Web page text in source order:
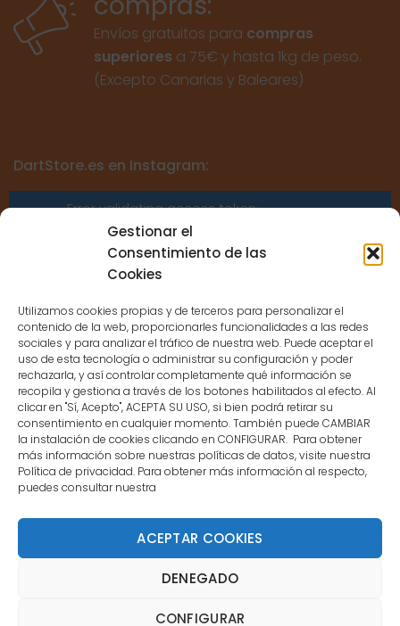
Gestionar el
Consentimiento de las
Cookies
Utilizamos cookies propias y de terceros para personalizar el
contenido de la web, proporcionarles funcionalidades a las redes
sociales y para analizar el tráfico de nuestra web. Puede aceptar el
uso de esta tecnología o administrar su configuración y poder
rechazarla, y así controlar completamente qué información se
recopila y gestiona a través de los botones habilitados al efecto. Al
clicar en "Sí, Acepto", ACEPTA SU USO, si bien podrá retirar su
consentimiento en cualquier momento. También puede CAMBIAR
la instalación de cookies clicando en CONFIGURAR. Para obtener
más información sobre nuestras políticas de datos, visite nuestra
Política de privacidad. Para obtener más información al respecto,
puedes consultar nuestra
ACEPTAR COOKIES
DENEGADO
CONFIGURAR
Envíos gratuitos para compras
superiores a 75€ y hasta 1kg de peso.
(Excepto Canarias y Baleares)
DartStore.es en Instagram:
Error validating access token:
Sessions for the user are not allowed
because the user is not a confirmed
CONTACTO
MENÚ PRINCIPAL
MI CUENTA
DOCUMENTACIÓN
reservados. | La Mejor Tienda de Dardos y Dianas de